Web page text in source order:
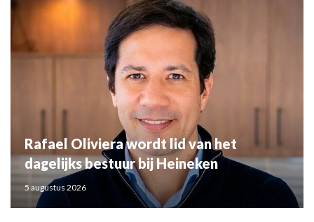
Rafael Oliviera wordt lid van het
dagelijks bestuur bij Heineken
5 augustus 2026